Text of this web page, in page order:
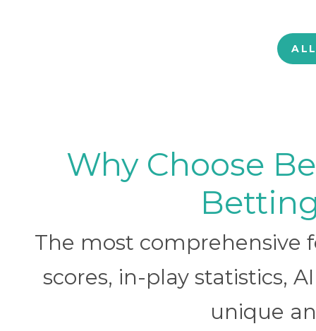
Why Choose
The most
scores, in-play statistics,
unique